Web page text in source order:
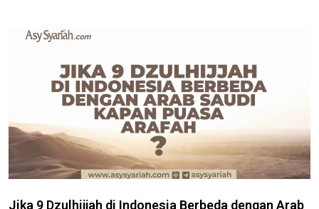
Jika 9 Dzulhijjah di Indonesia Berbeda dengan Arab